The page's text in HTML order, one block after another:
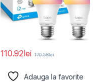
110.92lei 170.58lei
Adauga la favorite